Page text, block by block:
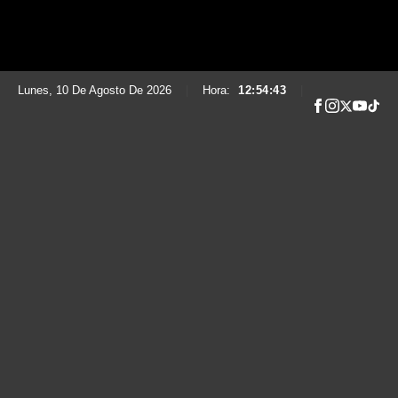
Lunes, 10 De Agosto De 2026 Hora: 12:54:44